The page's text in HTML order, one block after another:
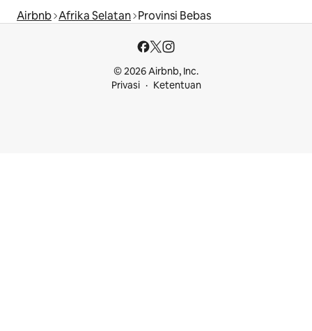
Airbnb Afrika Selatan Provinsi Bebas
© 2026 Airbnb, Inc.
Privasi
Ketentuan